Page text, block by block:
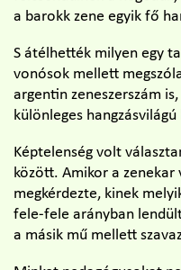
a barokk zene egyik fő
S átélhették milyen egy
vonósok mellett
argentin zeneszerszám
különleges
Képtelenség volt
között. Amikor a zenekar
megkérdezte, kinek
fele-fele arányban
a másik mű mellett